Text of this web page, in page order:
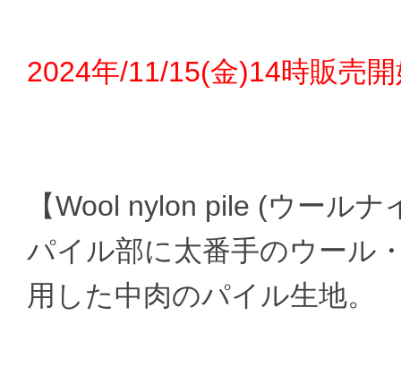
2024年/11/15(金)14時販売
【Wool nylon pile (ウール
パイル部に太番手のウール
用した中肉のパイル生地。